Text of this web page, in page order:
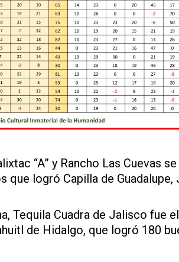
“A” y Rancho Las Cuevas
que logró Capilla de Guadalupe,
Tequila Cuadra de Jalisco fue
de Hidalgo, que logró 180